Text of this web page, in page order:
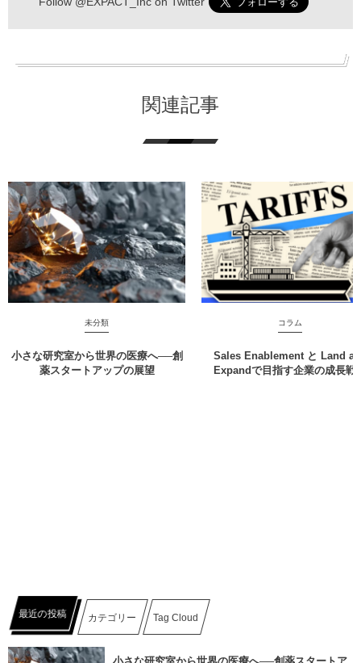
関連記事
未分類
小さな研究室から世界の医療へ──創
薬スタートアップの展望
コラム
Sales Enablement と Land
Expandで目指す企業の成長戦
最近の投稿 カテゴリー Tag Cloud